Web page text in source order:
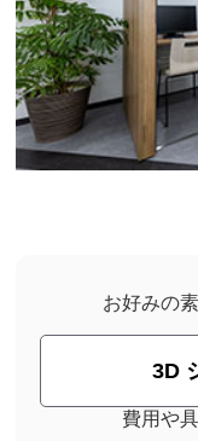
お好みの
3D
費用や